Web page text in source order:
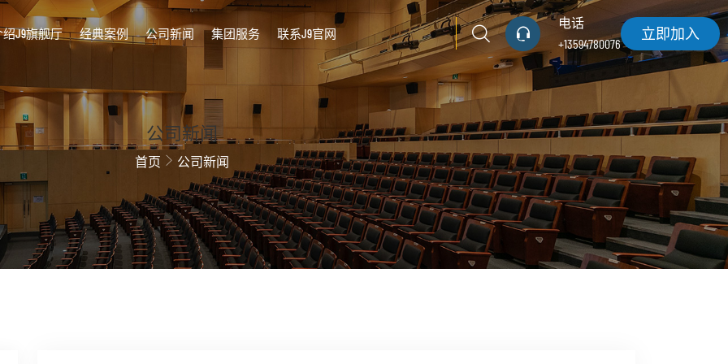
绍J9旗舰厅 经典案例 公司新闻 集团服务 联系J9官网
电话
+13594780076
立即加入
公司新闻
首页 公司新闻